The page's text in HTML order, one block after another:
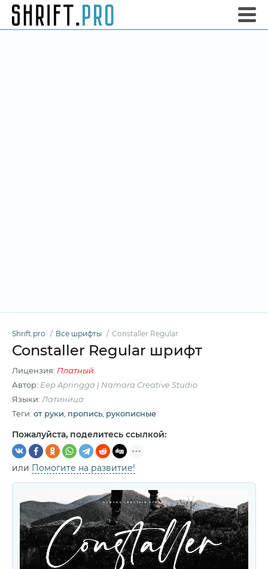
Shrift.pro Все шрифты Constaller Regular
Constaller Regular шрифт
Лицензия: Платный
Автор: Eep Apringga | Namara Creative Studio
Языки: Латиница
Теги: от руки пропись рукописные
Пожалуйста, поделитесь ссылкой:
или Помогите на развитие!